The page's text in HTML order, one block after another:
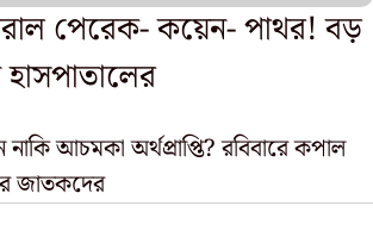
পেরেক- কয়েন- পাথর! বড়
আচমকা অর্থপ্রাপ্তি? রবিবারে কপাল
জাতকদের